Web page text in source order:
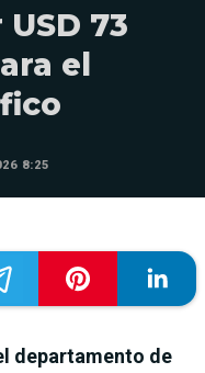
73
el
8:25
departamento de